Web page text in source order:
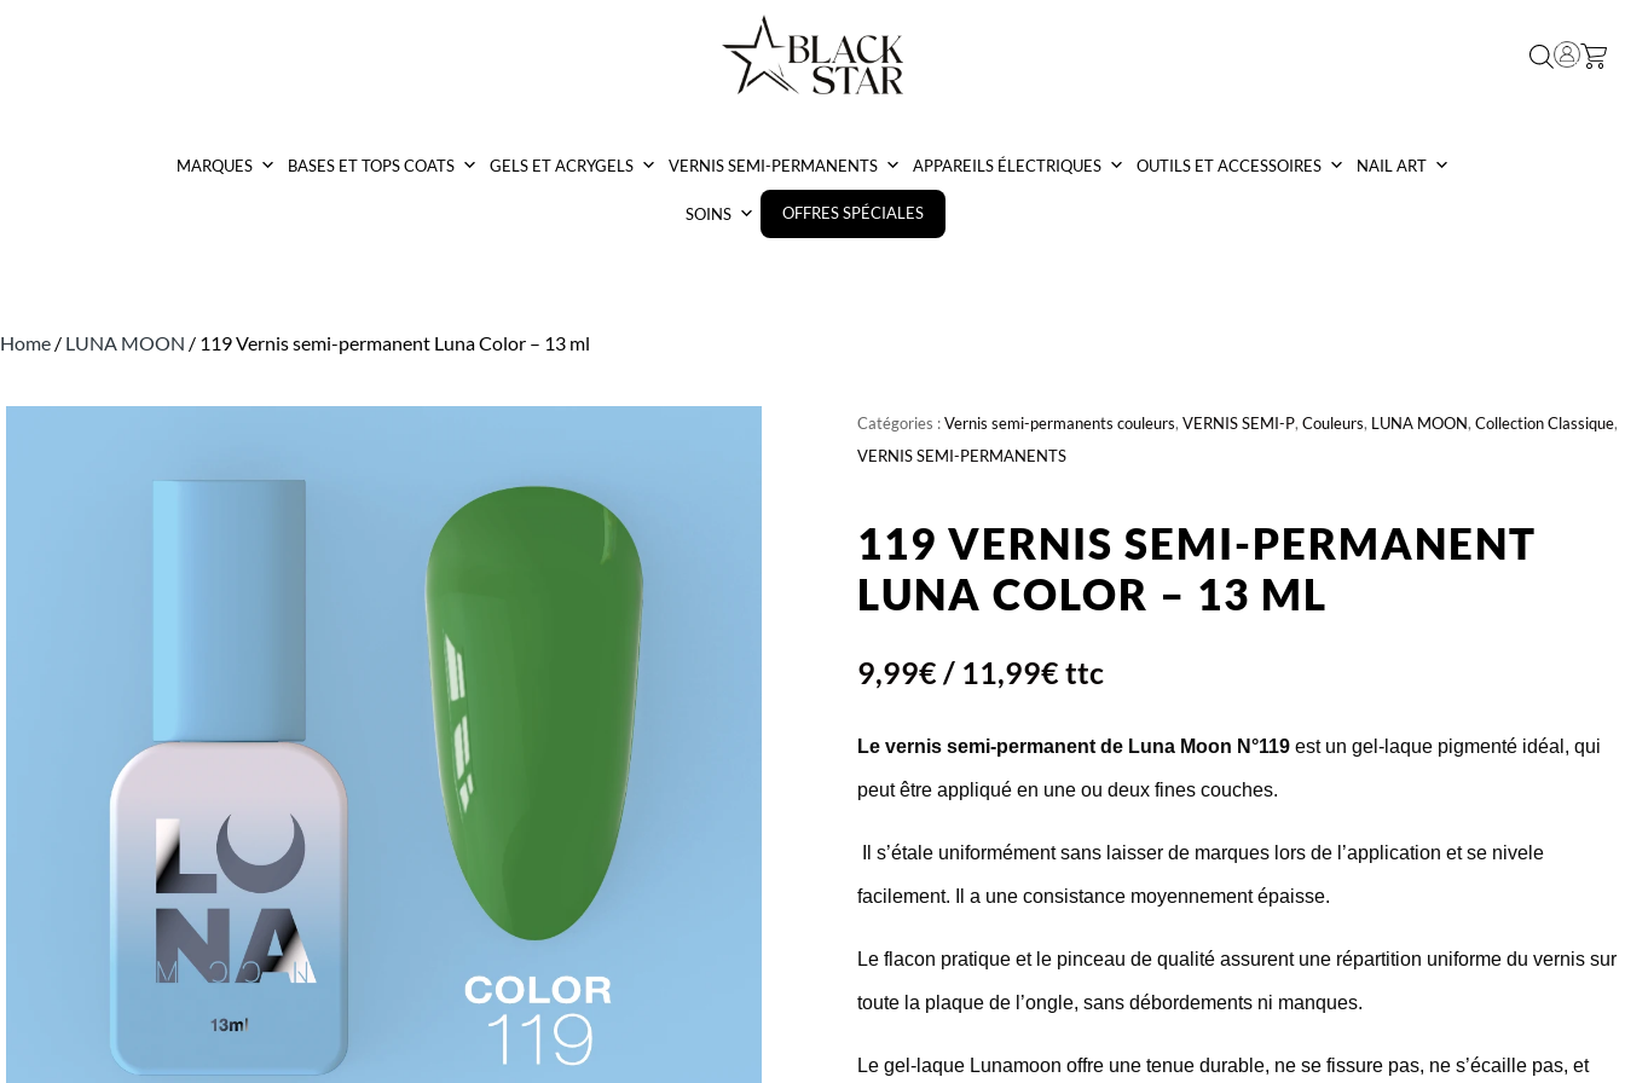
MARQUES BASES ET TOPS COATS GELS ET ACRYGELS VERNIS SEMI-PERMANENTS APPAREILS ÉLECTRIQUES OUTILS ET ACCESSOIRES NAIL ART
SOINS OFFRES SPÉCIALES
Home / LUNA MOON / 119 Vernis semi-permanent Luna Color – 13 ml
Catégories :Vernis semi-permanents couleurs, VERNIS SEMI-P, Couleurs, LUNA MOON, Collection Classique,
VERNIS SEMI-PERMANENTS
119 VERNIS SEMI-PERMANENT
LUNA COLOR – 13 ML
9,99€ / 11,99€ ttc
Le vernis semi-permanent de Luna Moon N°119 est un gel-laque pigmenté idéal, qui
peut être appliqué en une ou deux fines couches.
Il s’étale uniformément sans laisser de marques lors de l’application et se nivele
facilement. Il a une consistance moyennement épaisse.
Le flacon pratique et le pinceau de qualité assurent une répartition uniforme du vernis sur
toute la plaque de l’ongle, sans débordements ni manques.
Le gel-laque Lunamoon offre une tenue durable, ne se fissure pas, ne s’écaille pas, et